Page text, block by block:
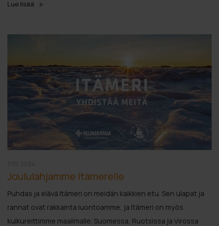
Lue lisää
Joululahjamme Itämerelle
Puhdas ja elävä Itämeri on meidän kaikkien etu. Sen ulapat ja
rannat ovat rakkainta luontoamme, ja Itämeri on myös
kulkureittimme maailmalle. Suomessa, Ruotsissa ja Virossa